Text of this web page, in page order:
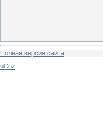
Полная версия сайта
uCoz